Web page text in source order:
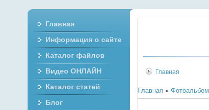
Главная
Главная» Фотоальбом
Главная
Информация о сайте
Каталог файлов
Видео ОНЛАЙН
Каталог статей
Блог